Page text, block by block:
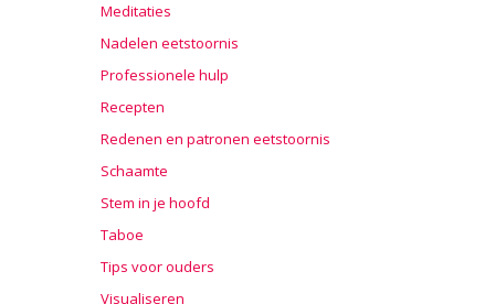
Meditaties
Nadelen eetstoornis
Professionele hulp
Recepten
Redenen en patronen eetstoornis
Schaamte
Stem in je hoofd
Taboe
Tips voor ouders
Visualiseren